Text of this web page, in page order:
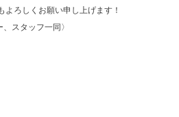
よろしくお願い申し上げます！
スタッフ一同〉